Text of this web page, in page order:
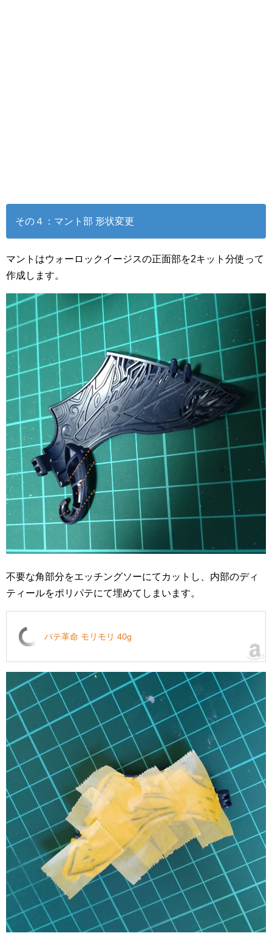
その４：マント部 形状変更
マントはウォーロックイージスの正面部を2キット分使って
作成します。
不要な角部分をエッチングソーにてカットし、内部のディ
ティールをポリパテにて埋めてしまいます。
パテ革命 モリモリ 40g